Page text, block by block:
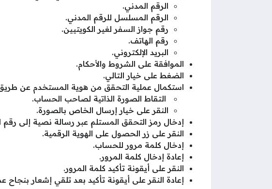
الرقم المدني.
الرقم المسلسل للرقم المدني.
رقم جواز السفر لغير الكويتيين.
رقم الهاتف.
البريد الإلكتروني.
الموافقة على الشروط والأحكام.
الضغط على خيار التالي.
استكمال عملية التحقق من هوية المستخدم عن طريق
التقاط الصورة الذاتية لصاحب الحساب.
النقر على خيار إرسال الخاص بالصورة.
إدخال رمز التحقق المستلم عبر رسالة نصية إلى
النقر على زر الحصول على الهوية الرقمية.
إدخال كلمة مرور للحساب.
إعادة إدخال كلمة المرور.
النقر على أيقونة تأكيد كلمة المرور.
إعادة النقر على أيقونة تأكيد بعد تلقي إشعار بنجاح